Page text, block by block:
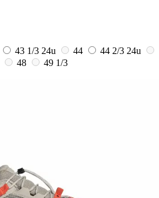
43 1/3 24u 44 44 2/3 24u
48
49 1/3